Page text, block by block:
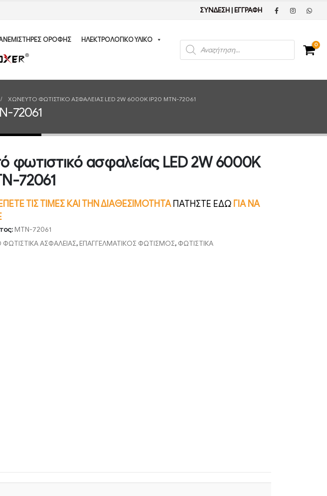
ΣΥΝΔΕΣΗ| ΕΓΓΡΑΦΗ
ΟΡΟΦΗΣ ΗΛΕΚΤΡΟΛΟΓΙΚΟ ΥΛΙΚΟ
Products
search
0
ΧΩΝΕΥΤΌ ΦΩΤΙΣΤΙΚΌ ΑΣΦΑΛΕΊΑΣ LED 2W 6000K IP20 MTN-72061
72061
φωτιστικό ασφαλείας LED 2W 6000K
72061
ΤΙΣ ΤΙΜΕΣ ΚΑΙ ΤΗΝ ΔΙΑΘΕΣΙΜΟΤΗΤΑΠΑΤΗΣΤΕ ΕΔΩ ΓΙΑ ΝΑ
MTN-72061
ΦΩΤΙΣΤΙΚΑ ΑΣΦΑΛΕΙΑΣ,ΕΠΑΓΓΕΛΜΑΤΙΚΟΣ ΦΩΤΙΣΜΟΣ, ΦΩΤΙΣΤΙΚΑ